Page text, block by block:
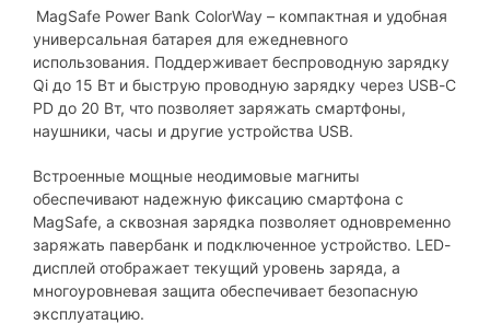
MagSafe Power Bank ColorWay – компактная и удобная
универсальная батарея для ежедневного
использования. Поддерживает беспроводную зарядку
Qi до 15 Вт и быструю проводную зарядку через USB-C
PD до 20 Вт, что позволяет заряжать смартфоны,
наушники, часы и другие устройства USB.
Встроенные мощные неодимовые магниты
обеспечивают надежную фиксацию смартфона с
MagSafe, а сквозная зарядка позволяет одновременно
заряжать павербанк и подключенное устройство. LED-
дисплей отображает текущий уровень заряда, а
многоуровневая защита обеспечивает безопасную
эксплуатацию.